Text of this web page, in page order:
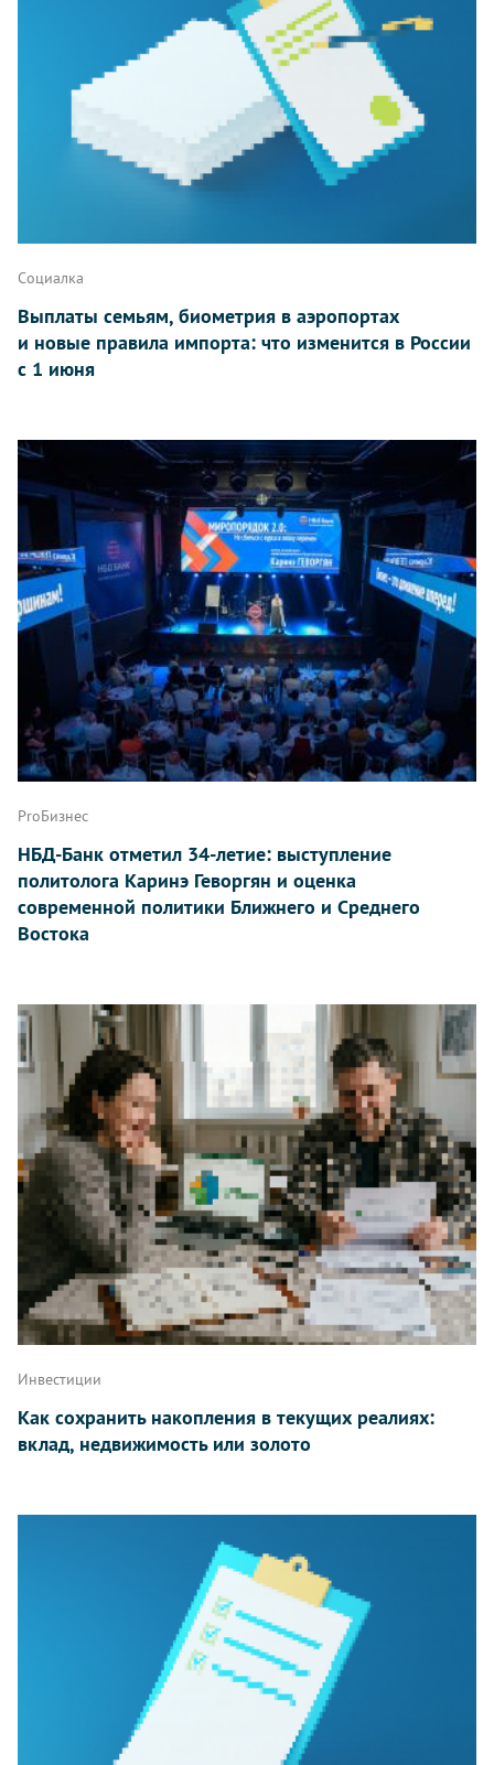
Социалка
Выплаты семьям, биометрия в аэропортах
и новые правила импорта: что изменится в России
с 1 июня
ProБизнес
НБД-Банк отметил 34-летие: выступление
политолога Каринэ Геворгян и оценка
современной политики Ближнего и Среднего
Востока
Инвестиции
Как сохранить накопления в текущих реалиях:
вклад, недвижимость или золото